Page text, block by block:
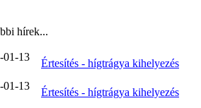
hírek...
01-13
Értesítés - hígtrágya kihelyezés
01-13
Értesítés - hígtrágya kihelyezés